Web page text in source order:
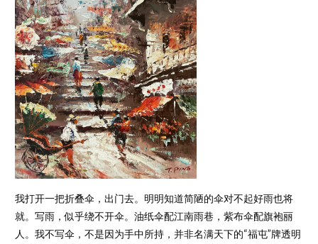
我打开一把折叠伞，出门去。明明知道简陋的伞对不起好雨也将
就。写雨，似乎绕不开伞。油纸伞配江南雨巷，紫布伞配旗袍丽
人。我不写伞，不是因为手中所持，并非名满天下的“福屯”牌透明